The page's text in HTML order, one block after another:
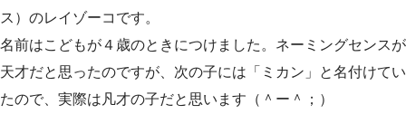
ス）のレイゾーコです。
名前はこどもが４歳のときにつけました。ネーミングセンスが
天才だと思ったのですが、次の子には「ミカン」と名付けてい
たので、実際は凡才の子だと思います（＾ー＾；）